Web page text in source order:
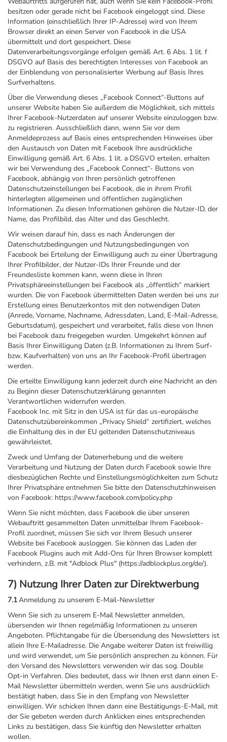
besitzen oder gerade nicht bei Facebook eingeloggt sind. Diese
Information (einschließlich Ihrer IP-Adresse) wird von Ihrem
Browser direkt an einen Server von Facebook in die USA
übermittelt und dort gespeichert. Diese
Datenverarbeitungsvorgänge erfolgen gemäß Art. 6 Abs. 1 lit. f
DSGVO auf Basis des berechtigten Interesses von Facebook an
der Einblendung von personalisierter Werbung auf Basis Ihres
Surfverhaltens.
Über die Verwendung dieses „Facebook Connect“-Buttons auf
unserer Website haben Sie außerdem die Möglichkeit, sich mittels
Ihrer Facebook-Nutzerdaten auf unserer Website einzuloggen bzw.
zu registrieren. Ausschließlich dann, wenn Sie vor dem
Anmeldeprozess auf Basis eines entsprechenden Hinweises über
den Austausch von Daten mit Facebook Ihre ausdrückliche
Einwilligung gemäß Art. 6 Abs. 1 lit. a DSGVO erteilen, erhalten
wir bei Verwendung des „Facebook Connect“- Buttons von
Facebook, abhängig von Ihren persönlich getroffenen
Datenschutzeinstellungen bei Facebook, die in ihrem Profil
hinterlegten allgemeinen und öffentlichen zugänglichen
Informationen. Zu diesen Informationen gehören die Nutzer-ID, der
Name, das Profilbild, das Alter und das Geschlecht.
Wir weisen darauf hin, dass es nach Änderungen der
Datenschutzbedingungen und Nutzungsbedingungen von
Facebook bei Erteilung der Einwilligung auch zu einer Übertragung
Ihrer Profilbilder, der Nutzer-IDs Ihrer Freunde und der
Freundesliste kommen kann, wenn diese in Ihren
Privatsphäreeinstellungen bei Facebook als „öffentlich“ markiert
wurden. Die von Facebook übermittelten Daten werden bei uns zur
Erstellung eines Benutzerkontos mit den notwendigen Daten
(Anrede, Vorname, Nachname, Adressdaten, Land, E-Mail-Adresse,
Geburtsdatum), gespeichert und verarbeitet, falls diese von Ihnen
bei Facebook dazu freigegeben wurden. Umgekehrt können auf
Basis Ihrer Einwilligung Daten (z.B. Informationen zu Ihrem Surf-
bzw. Kaufverhalten) von uns an Ihr Facebook-Profil übertragen
werden.
Die erteilte Einwilligung kann jederzeit durch eine Nachricht an den
zu Beginn dieser Datenschutzerklärung genannten
Verantwortlichen widerrufen werden.
Facebook Inc. mit Sitz in den USA ist für das us-europäische
Datenschutzübereinkommen „Privacy Shield“ zertifiziert, welches
die Einhaltung des in der EU geltenden Datenschutzniveaus
gewährleistet.
Zweck und Umfang der Datenerhebung und die weitere
Verarbeitung und Nutzung der Daten durch Facebook sowie Ihre
diesbezüglichen Rechte und Einstellungsmöglichkeiten zum Schutz
Ihrer Privatsphäre entnehmen Sie bitte den Datenschutzhinweisen
von Facebook: https://www.facebook.com/policy.php
Wenn Sie nicht möchten, dass Facebook die über unseren
Webauftritt gesammelten Daten unmittelbar Ihrem Facebook-
Profil zuordnet, müssen Sie sich vor Ihrem Besuch unserer
Website bei Facebook ausloggen. Sie können das Laden der
Facebook Plugins auch mit Add-Ons für Ihren Browser komplett
verhindern, z.B. mit "Adblock Plus" (https://adblockplus.org/de/).
7) Nutzung Ihrer Daten zur Direktwerbung
7.1Anmeldung zu unserem E-Mail-Newsletter
Wenn Sie sich zu unserem E-Mail Newsletter anmelden,
übersenden wir Ihnen regelmäßig Informationen zu unseren
Angeboten. Pflichtangabe für die Übersendung des Newsletters ist
allein Ihre E-Mailadresse. Die Angabe weiterer Daten ist freiwillig
und wird verwendet, um Sie persönlich ansprechen zu können. Für
den Versand des Newsletters verwenden wir das sog. Double
Opt-in Verfahren. Dies bedeutet, dass wir Ihnen erst dann einen E-
Mail Newsletter übermitteln werden, wenn Sie uns ausdrücklich
bestätigt haben, dass Sie in den Empfang von Newsletter
einwilligen. Wir schicken Ihnen dann eine Bestätigungs-E-Mail, mit
der Sie gebeten werden durch Anklicken eines entsprechenden
Links zu bestätigen, dass Sie künftig den Newsletter erhalten
wollen.